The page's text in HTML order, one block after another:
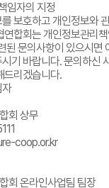
임자의 지정
보호하고 개인정보와
연합회는 개인정보관리
된 문의사항이 있으시면
기 바랍니다.문의하신
드리겠습니다.
회 상무
coop.or.kr
회 온라인사업팀 팀장